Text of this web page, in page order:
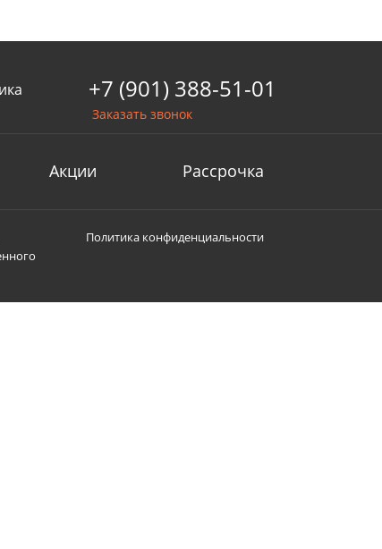
+7 (901) 388-51-01
Заказать звонок
Акции Рассрочка
Политика конфиденциальности